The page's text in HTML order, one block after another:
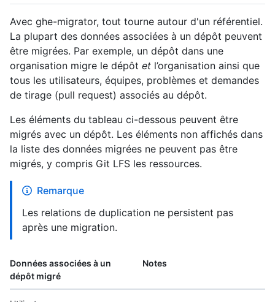
Avec ghe-migrator, tout tourne autour d'un référentiel.
La plupart des données associées à un dépôt peuvent
être migrées. Par exemple, un dépôt dans une
organisation migre le dépôt et l’organisation ainsi que
tous les utilisateurs, équipes, problèmes et demandes
de tirage (pull request) associés au dépôt.
Les éléments du tableau ci-dessous peuvent être
migrés avec un dépôt. Les éléments non affichés dans
la liste des données migrées ne peuvent pas être
migrés, y compris Git LFS les ressources.
Remarque
Les relations de duplication ne persistent pas
après une migration.
Données associées à un
dépôt migré
Notes